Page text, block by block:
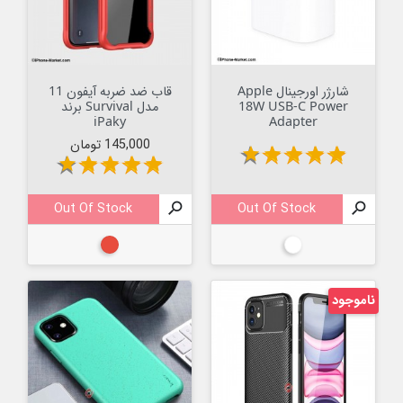
شارژر اورجینال Apple
18W USB-C Power
Adapter
star
star
star
star
star

Out Of Stock
سفید
قاب ضد ضربه آیفون 11
مدل Survival برند
iPaky
قیمت
145,000 تومان
star
star
star
star
star

Out Of Stock
قرمز
ناموجود